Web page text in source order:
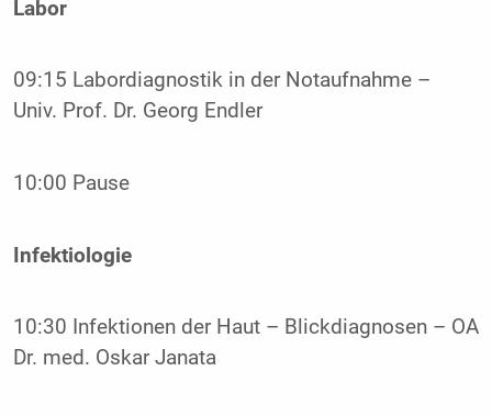
Labor
09:15 Labordiagnostik in der Notaufnahme –
Univ. Prof. Dr. Georg Endler
10:00 Pause
Infektiologie
10:30 Infektionen der Haut – Blickdiagnosen – OA
Dr. med. Oskar Janata